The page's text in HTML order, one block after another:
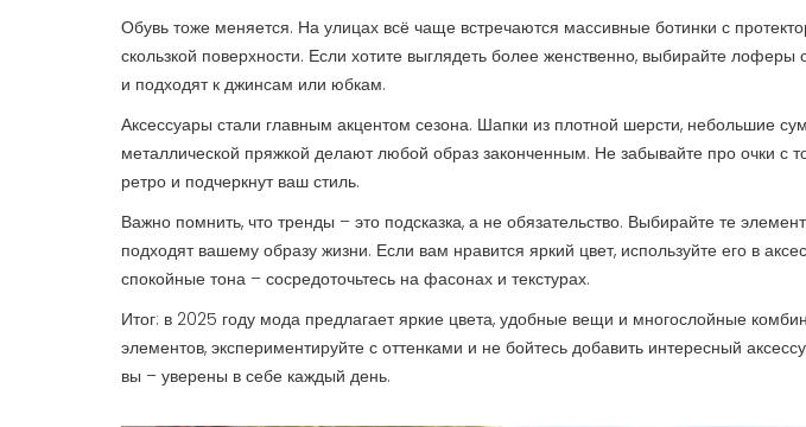
Обувь тоже меняется. На улицах всё чаще встречаются массивные ботинки с
скользкой поверхности. Если хотите выглядеть более женственно, выбирайте
и подходят к джинсам или юбкам.
Аксессуары стали главным акцентом сезона. Шапки из плотной шерсти, небольшие
металлической пряжкой делают любой образ законченным. Не забывайте про очки с
ретро и подчеркнут ваш стиль.
Важно помнить, что тренды – это подсказка, а не обязательство. Выбирайте те
подходят вашему образу жизни. Если вам нравится яркий цвет, используйте его в
спокойные тона – сосредоточьтесь на фасонах и текстурах.
Итог: в 2025 году мода предлагает яркие цвета, удобные вещи и многослойные
элементов, экспериментируйте с оттенками и не бойтесь добавить интересный
вы – уверены в себе каждый день.